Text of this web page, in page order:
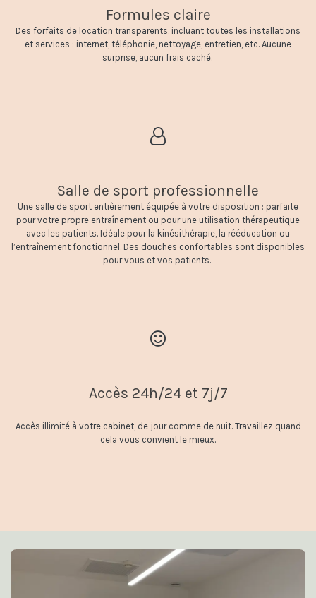
Formules claire
Des forfaits de location transparents, incluant toutes les installations
et services : internet, téléphonie, nettoyage, entretien, etc. Aucune
surprise, aucun frais caché.
Salle de sport professionnelle
Une salle de sport entièrement équipée à votre disposition : parfaite
pour votre propre entraînement ou pour une utilisation thérapeutique
avec les patients. Idéale pour la kinésithérapie, la rééducation ou
l’entraînement fonctionnel. Des douches confortables sont disponibles
pour vous et vos patients.
Accès 24h/24 et 7j/7
Accès illimité à votre cabinet, de jour comme de nuit. Travaillez quand
cela vous convient le mieux.